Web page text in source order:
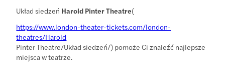
Układ siedzeń Harold Pinter Theatre(
https://www.london-theater-tickets.com/london-
theatres/Harold
Pinter Theatre/Układ siedzeń/) pomoże Ci znaleźć najlepsze
miejsca w teatrze.